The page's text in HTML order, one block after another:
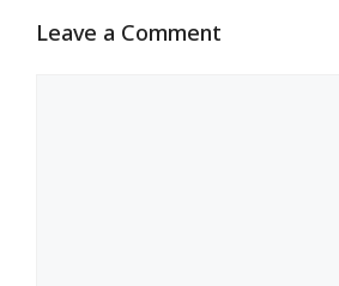
Leave a Comment